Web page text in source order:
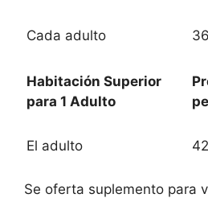
Cada adulto
Habitación Superior
para 1 Adulto
El adulto
Se oferta suplemento para